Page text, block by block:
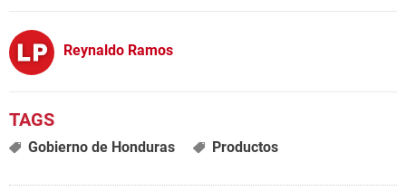
Reynaldo Ramos
Gobierno de Honduras Productos